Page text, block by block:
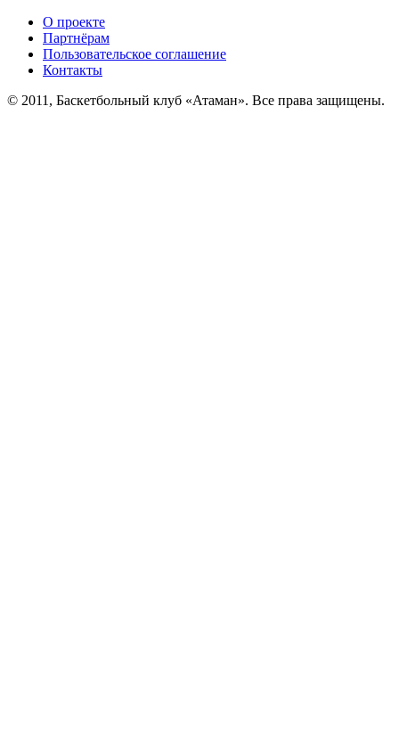
О проекте
Партнёрам
Пользовательское соглашение
Контакты
© 2011, Баскетбольный клуб «Атаман». Все права защищены.